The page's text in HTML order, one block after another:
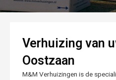
Verhuizing van
Oostzaan
M&M Verhuizingen is de